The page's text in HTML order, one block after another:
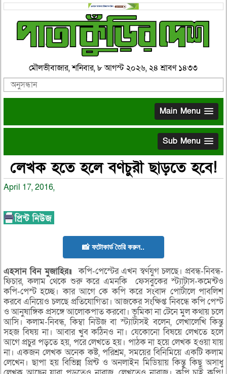
মৌলভীবাজার, শনিবার, ৮ আগস্ট ২০২৬, ২৪ শ্রাবণ ১৪৩৩
Main Menu
Sub Menu
লেখক হতে হলে বর্ণচুরী ছাড়তে হবে!
April 17, 2016,
📸 ফটোকার্ড তৈরি করুন..
এহসান বিন মুজাহির॥ কপি-পেস্টের এখন স্বর্ণযুগ চলছে। প্রবন্ধ-নিবন্ধ-
ফিচার, কলাম থেকে শুরু করে এমনকি ফেসবুকের স্ট্যাটাস-কমেন্টও
কপি-পেস্ট হচ্ছে। কার আগে কে কপি করে সংবাদ পোর্টালে পাবলিশ
করবে এনিয়েও চলছে প্রতিযোগিতা। আজকের সংক্ষিপ্ত নিবন্ধে কপি পেস্ট
ও আনুষাঙ্গিক প্রসঙ্গে আলোকপাত করবো। ভূমিকা না টেনে মুল কথায় চলে
আসি। কলাম-নিবন্ধ, কিম্বা নিউজ বা স্ট্যাটাসই বলেন, লেখালেখি কিন্তু
সহজ বিষয় না। আবার খুব কঠিনও না। যেকোনো বিষয়ে লেখতে হলে
আগে প্রচুর পড়তে হয়, পরে লেখতে হয়। পাঠক না হয়ে লেখক হওয়া যায়
না। একজন লেখক অনেক কষ্ট, পরিশ্রম, সময়ের বিনিমিয়ে একটি কলাম
লেখেন। ছাপা হয় বিভিন্ন প্রিন্ট ও অনলাইন মিডিয়ায় কিন্তু কিছু অসাধু